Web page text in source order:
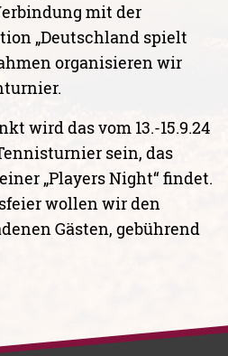
mit der
„Deutschland spielt
organisieren wir
wird das vom 13.-15.9.24
sein, das
„Players Night“ findet.
wollen wir den
Gästen, gebührend